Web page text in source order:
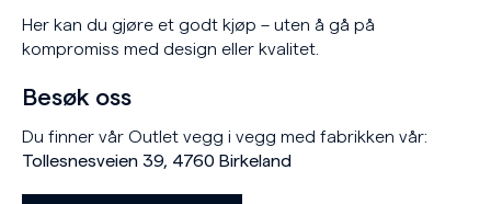
Her kan du gjøre et godt kjøp – uten å gå på
kompromiss med design eller kvalitet.
Besøk oss
Du finner vår Outlet vegg i vegg med fabrikken vår:
Tollesnesveien 39, 4760 Birkeland